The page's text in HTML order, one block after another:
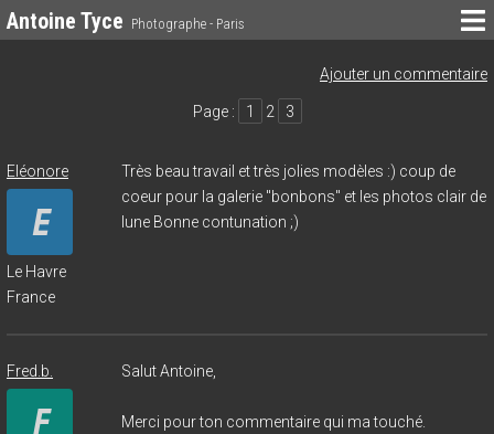
Antoine Tyce Photographe - Paris
Ajouter un commentaire
Page : 1 2 3
Eléonore
Le Havre
France
Très beau travail et très jolies modèles :) coup de
coeur pour la galerie "bonbons" et les photos clair de
lune Bonne contunation ;)
Fred.b. Salut Antoine,
Merci pour ton commentaire qui ma touché.